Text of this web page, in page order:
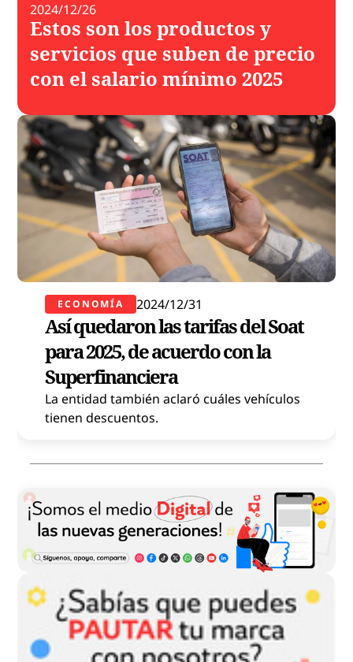
ECONOMÍA 2024/12/31
Así quedaron las tarifas del Soat
para 2025, de acuerdo con la
Superfinanciera
La entidad también aclaró cuáles vehículos
tienen descuentos.
2024/12/26
Estos son los productos y
servicios que suben de precio
con el salario mínimo 2025